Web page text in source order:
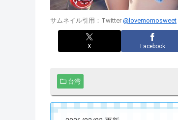
サムネイル引用：Twitter @lovemomosweet
X Facebook
台湾